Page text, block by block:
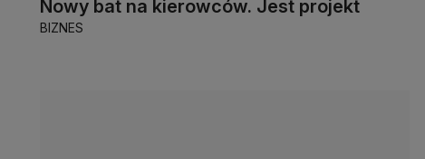
Nowy bat na kierowców. Jest projekt
BIZNES